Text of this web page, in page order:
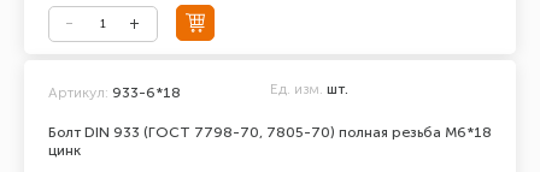
Болт DIN 933 (ГОСТ 7798-70, 7805-70) полная резьба М6*18
цинк
Артикул: 933-6*18 Ед. изм. шт.